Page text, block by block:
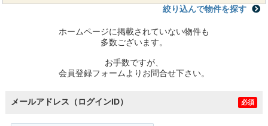
絞り込んで物件を探す
ホームページに掲載されていない物件も
多数ございます。
お手数ですが、
会員登録フォームよりお問合せ下さい。
メールアドレス（ログインID） 必須